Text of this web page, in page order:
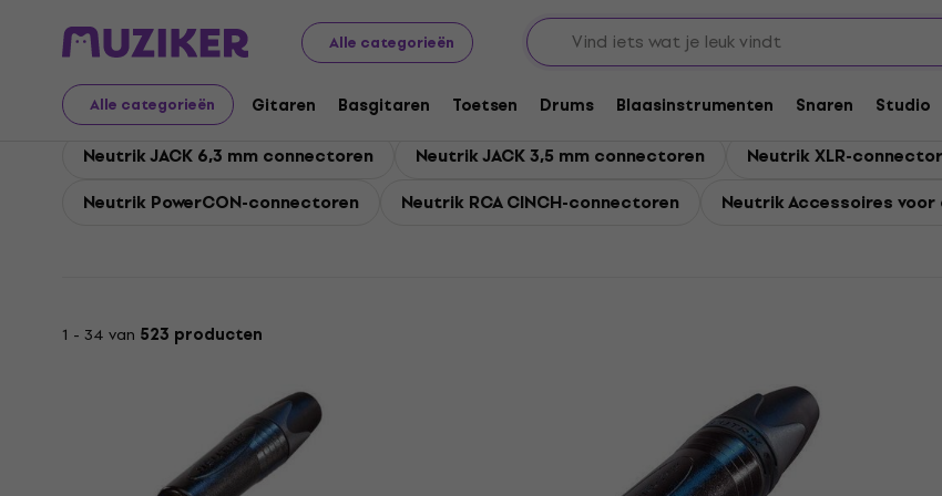
Alle categorieën
Alle categorieën Gitaren Basgitaren Toetsen Drums Blaasinstrumenten Snaren Studio
Neutrik Accessoires Kabels, connectoren en verloopstukken
Neutrik Connectoren
Neutrik JACK 6,3 mm connectoren Neutrik JACK 3,5 mm connectoren Neutrik XLR-
Neutrik PowerCON-connectoren
Neutrik RCA CINCH-connectoren Neutrik Accessoires
1 - 34 van 523 producten